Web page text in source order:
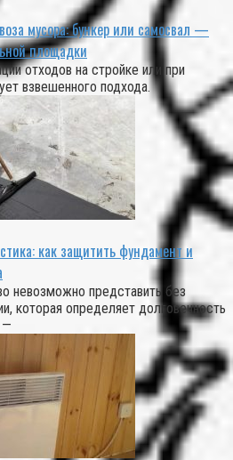
мусора: бункер или самосвал —
площадки
отходов на стройке или при
взвешенного подхода.
как защитить фундамент и
невозможно представить без
которая определяет долговечность
—